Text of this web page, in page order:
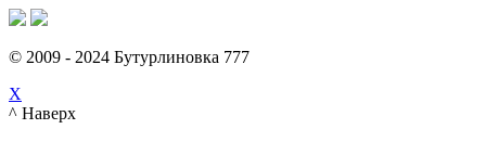
© 2009 - 2024 Бутурлиновка 777
X
^ Наверх